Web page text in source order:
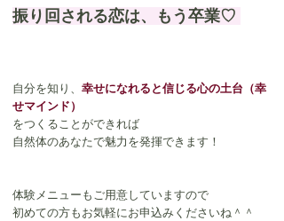
振り回される恋は​、もう卒業♡
自分を知り、 幸せになれると信じる心の土台（幸
せマインド）
をつくることができれば
自然体のあなたで魅力を発揮できます！
体験メニューもご用意していますので
初めての方もお気軽にお申込みくださいね＾＾